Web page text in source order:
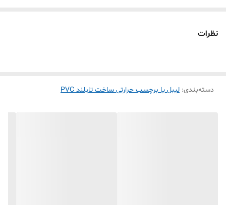
4-ماندگاری بسیار بالا چاپ که به مرور زمان پاک نمیشه اصلا (مخصوص
نظرات
دسته‌بندی: لیبل یا برچسب حرارتی ساخت تایلند PVC